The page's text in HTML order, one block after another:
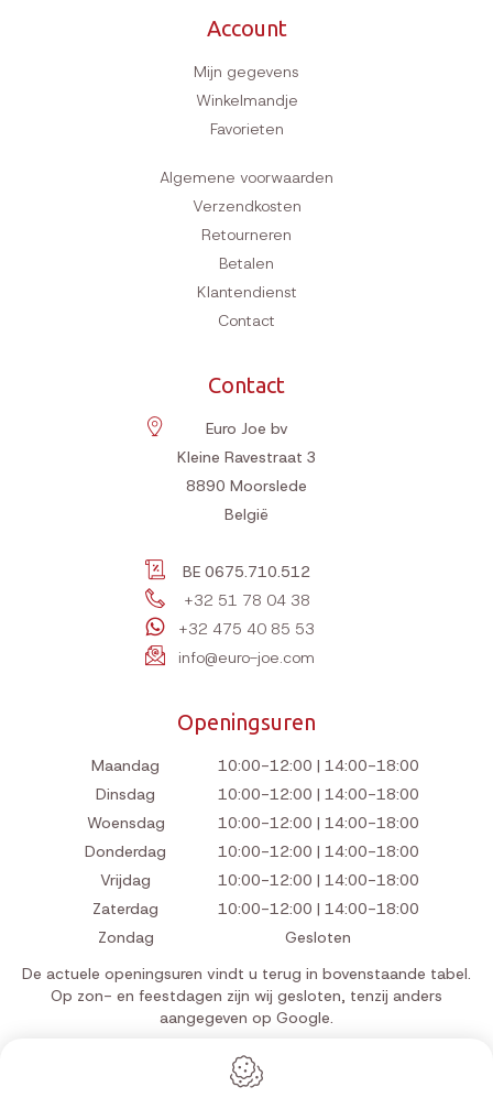
Account
Mijn gegevens
Winkelmandje
Favorieten
Algemene voorwaarden
Verzendkosten
Retourneren
Betalen
Klantendienst
Contact
Contact
Euro Joe bv
Kleine Ravestraat 3
8890 Moorslede
België
BE 0675.710.512
+32 51 78 04 38
+32 475 40 85 53
info@euro-joe.com
Openingsuren
Maandag
10:00-12:00 | 14:00-18:00
Dinsdag
10:00-12:00 | 14:00-18:00
Woensdag
10:00-12:00 | 14:00-18:00
Donderdag
10:00-12:00 | 14:00-18:00
Vrijdag
10:00-12:00 | 14:00-18:00
Zaterdag
10:00-12:00 | 14:00-18:00
Zondag
Gesloten
De actuele openingsuren vindt u terug in bovenstaande tabel.
Op zon- en feestdagen zijn wij gesloten, tenzij anders
aangegeven op Google.